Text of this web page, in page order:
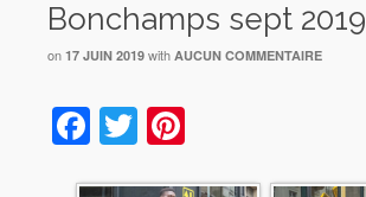
Bonchamps sept 2019
on 17 JUIN 2019 with AUCUN COMMENTAIRE
Facebook
Twitter